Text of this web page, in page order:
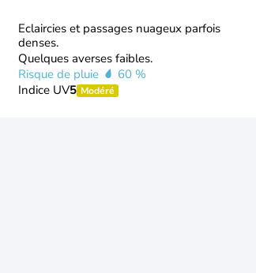
Eclaircies et passages nuageux parfois
denses.
Quelques averses faibles.
Risque de pluie
60 %
Indice UV5 Modéré